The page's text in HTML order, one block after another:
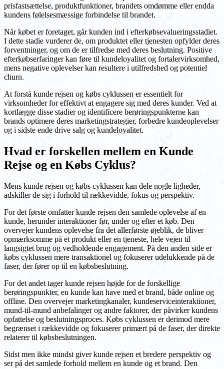
prisfastsættelse, produktfunktioner, brandets omdømme eller endda
kundens følelsesmæssige forbindelse til brandet.
Når købet er foretaget, går kunden ind i efterkøbsevalueringsstadiet.
I dette stadie vurderer de, om produktet eller tjenesten opfylder deres
forventninger, og om de er tilfredse med deres beslutning. Positive
efterkøbserfaringer kan føre til kundeloyalitet og fortalervirksomhed,
mens negative oplevelser kan resultere i utilfredshed og potentiel
churn.
At forstå kunde rejsen og købs cyklussen er essentielt for
virksomheder for effektivt at engagere sig med deres kunder. Ved at
kortlægge disse stadier og identificere berøringspunkterne kan
brands optimere deres marketingstrategier, forbedre kundeoplevelser
og i sidste ende drive salg og kundeloyalitet.
Hvad er forskellen mellem en Kunde
Rejse og en Købs Cyklus?
Mens kunde rejsen og købs cyklussen kan dele nogle ligheder,
adskiller de sig i forhold til rækkevidde, fokus og perspektiv.
For det første omfatter kunde rejsen den samlede oplevelse af en
kunde, herunder interaktioner før, under og efter et køb. Den
overvejer kundens oplevelse fra det allerførste øjeblik, de bliver
opmærksomme på et produkt eller en tjeneste, hele vejen til
langsigtet brug og vedholdende engagement. På den anden side er
købs cyklussen mere transaktionel og fokuserer udelukkende på de
faser, der fører op til en købsbeslutning.
For det andet tager kunde rejsen højde for de forskellige
berøringspunkter, en kunde kan have med et brand, både online og
offline. Den overvejer marketingkanaler, kundeserviceinteraktioner,
mund-til-mund anbefalinger og andre faktorer, der påvirker kundens
opfattelse og beslutningsproces. Købs cyklussen er derimod mere
begrænset i rækkevidde og fokuserer primært på de faser, der direkte
relaterer til købsbeslutningen.
Sidst men ikke mindst giver kunde rejsen et bredere perspektiv og
ser på det samlede forhold mellem en kunde og et brand. Den